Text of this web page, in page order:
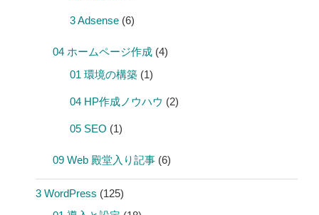
3 Adsense (6)
04 ホームページ作成 (4)
01 環境の構築 (1)
04 HP作成ノウハウ (2)
05 SEO (1)
09 Web 殿堂入り記事 (6)
3 WordPress (125)